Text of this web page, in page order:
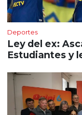
Deportes
Ley del ex:
Estudiantes y